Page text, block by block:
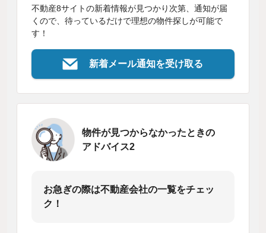
不動産8サイトの新着情報が見つかり次第、通知が届
くので、待っているだけで理想の物件探しが可能で
す！
新着メール通知を受け取る
物件が見つからなかったときの
アドバイス2
お急ぎの際は不動産会社の一覧をチェッ
ク！